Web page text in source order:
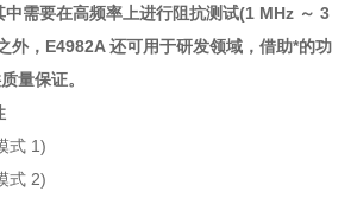
中需要在高频率上进行阻抗测试(1 MHz ～ 3
外，E4982A 还可用于研发领域，借助*的功
量保证。
式 1)
式 2)